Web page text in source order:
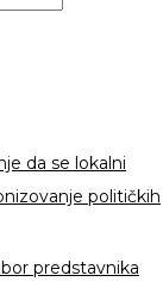
da se lokalni
političkih
predstavnika